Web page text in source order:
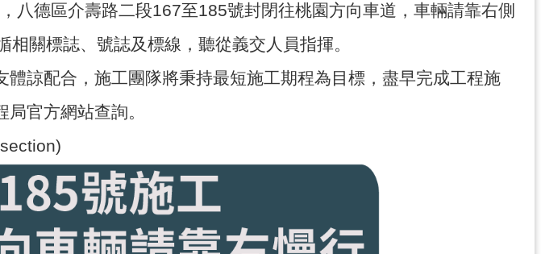
八德區介壽路二段167至185號封閉往桃園方向車道，車輛請靠右側
關標誌、號誌及標線，聽從義交人員指揮。
諒配合，施工團隊將秉持最短施工期程為目標，盡早完成工程施
官方網站查詢。